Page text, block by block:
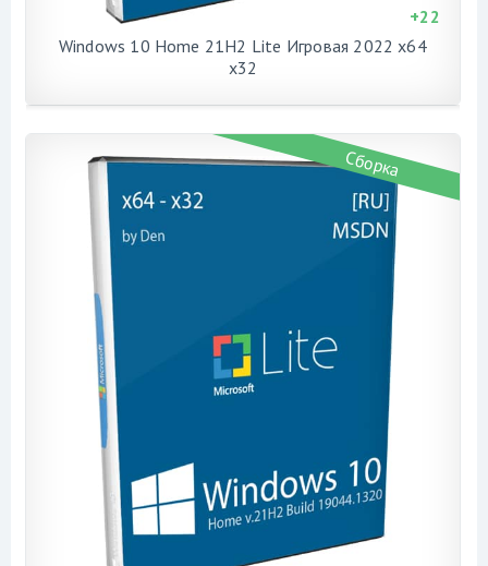
Windows 10 Home 21H2 Lite Игровая 2022 x64
x32
+22
Сборка